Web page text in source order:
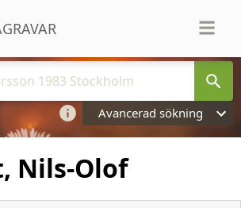
Avancerad sökning
Nils-Olof